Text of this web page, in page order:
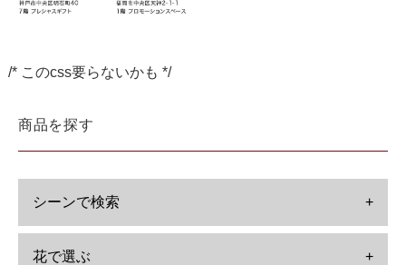
/* このcss要らないかも */
商品を探す
シーンで検索 +
花で選ぶ +